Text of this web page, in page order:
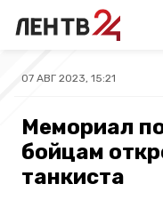
07 АВГ 2023, 15:21
Мемориал
бойцам
танкиста